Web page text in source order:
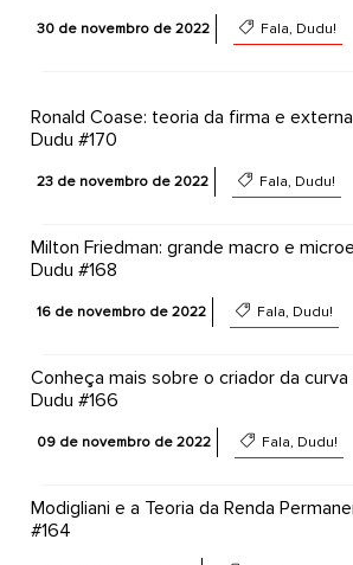
30 de novembro de 2022 Fala, Dudu!
Ronald Coase: teoria da firma e
Dudu #170
23 de novembro de 2022 Fala, Dudu!
Milton Friedman: grande macro e
Dudu #168
16 de novembro de 2022 Fala, Dudu!
Conheça mais sobre o criador da curva
Dudu #166
09 de novembro de 2022 Fala, Dudu!
Modigliani e a Teoria da Renda
#164